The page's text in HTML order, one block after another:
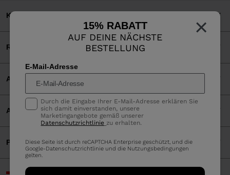
×
15% RABATT
AUF DEINE NÄCHSTE
BESTELLUNG
E-Mail-Adresse
Durch die Eingabe Ihrer E-Mail-Adresse erklären Sie
sich damit einverstanden, unsere
Marketingangebote gemäß unserer
Datenschutzrichtlinie zu erhalten.
Diese Seite ist durch reCAPTCHA Enterprise geschützt, und die
Google-Datenschutzrichtlinie und die Nutzungsbedingungen
gelten.
KUNDENSERVICE
RECHTLICHES
AKZEPTIERTE ZAHLUNGEN
APP
PARTNERS